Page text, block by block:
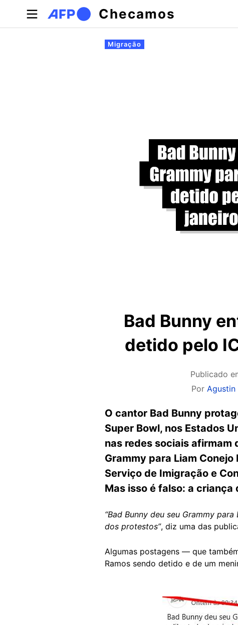
Pular para o conteúdo principal
Checamos
Abas primárias
Migração
Bad Bunny
detido pelo
Publicado
Por Agustin
O cantor Bad Bunny
Super Bowl, nos Estados
nas redes sociais afirmam
Grammy para Liam
Serviço de Imigração e
Mas isso é falso: a criança
“Bad Bunny deu seu Grammy
dos protestos”, diz uma das
Algumas postagens — que
Ramos sendo detido e de um